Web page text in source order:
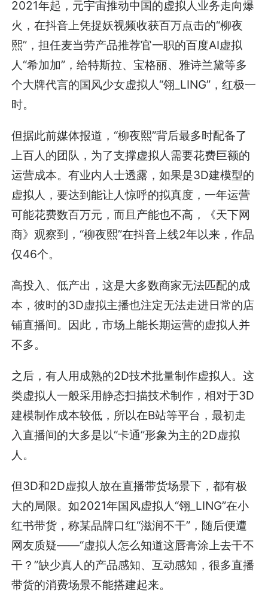
2021年起，元宇宙推动中国的虚拟人业务走向爆
火，在抖音上凭捉妖视频收获百万点击的“柳夜
熙”，担任麦当劳产品推荐官一职的百度AI虚拟
人“希加加”，给特斯拉、宝格丽、雅诗兰黛等多
个大牌代言的国风少女虚拟人“翎_LING”，红极一
时。
但据此前媒体报道，“柳夜熙”背后最多时配备了
上百人的团队，为了支撑虚拟人需要花费巨额的
运营成本。有业内人士透露，如果是3D建模型的
虚拟人，要达到能让人惊呼的拟真度，一年运营
可能花费数百万元，而且产能也不高，《天下网
商》观察到，“柳夜熙”在抖音上线2年以来，作品
仅46个。
高投入、低产出，这是大多数商家无法匹配的成
本，彼时的3D虚拟主播也注定无法走进日常的店
铺直播间。因此，市场上能长期运营的虚拟人并
不多。
之后，有人用成熟的2D技术批量制作虚拟人。这
类虚拟人一般采用静态扫描技术制作，相对于3D
建模制作成本较低，所以在B站等平台，最初走
入直播间的大多是以“卡通”形象为主的2D虚拟
人。
但3D和2D虚拟人放在直播带货场景下，都有极
大的局限。如2021年国风虚拟人“翎_LING”在小
红书带货，称某品牌口红“滋润不干”，随后便遭
网友质疑——“虚拟人怎么知道这唇膏涂上去干不
干？”缺少真人的产品感知、互动感知，很多直播
带货的消费场景不能搭建起来。